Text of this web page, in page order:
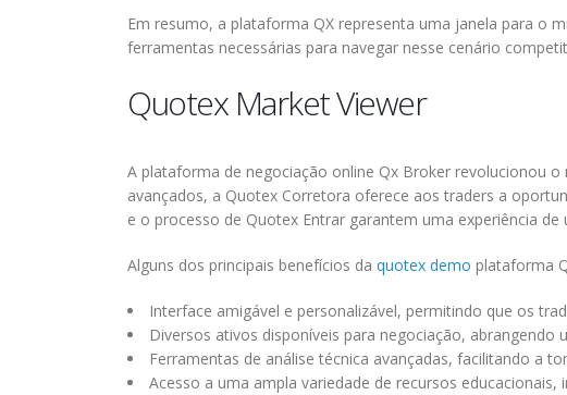
Em resumo, a plataforma QX representa uma janela para o
ferramentas necessárias para navegar nesse cenário
Quotex Market Viewer
A plataforma de negociação online Qx Broker revolucionou
avançados, a Quotex Corretora oferece aos traders a
e o processo de Quotex Entrar garantem uma experiência
Alguns dos principais benefícios da quotex demo plataforma
Interface amigável e personalizável, permitindo que os
Diversos ativos disponíveis para negociação,
Ferramentas de análise técnica avançadas, facilitando a
Acesso a uma ampla variedade de recursos